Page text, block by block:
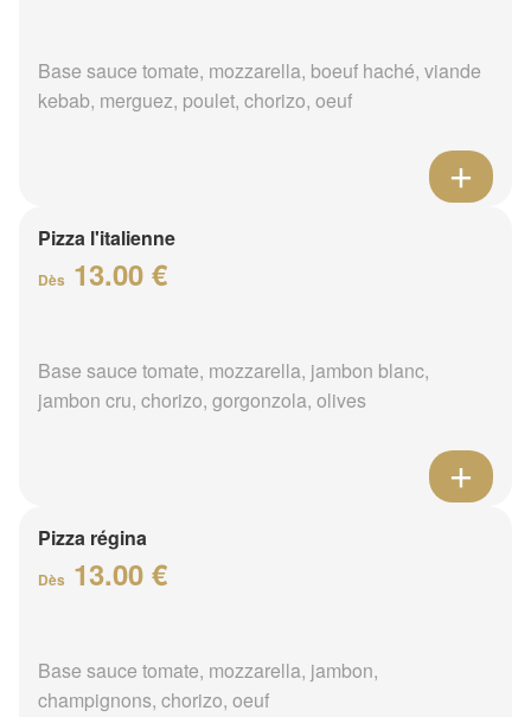
Base sauce tomate, mozzarella, boeuf haché, viande
kebab, merguez, poulet, chorizo, oeuf
Pizza l'italienne
Dès 13.00 €
Base sauce tomate, mozzarella, jambon blanc,
jambon cru, chorizo, gorgonzola, olives
Pizza régina
Dès 13.00 €
Base sauce tomate, mozzarella, jambon,
champignons, chorizo, oeuf